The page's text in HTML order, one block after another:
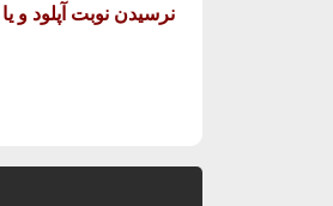
نرسيدن نوبت آپلود و